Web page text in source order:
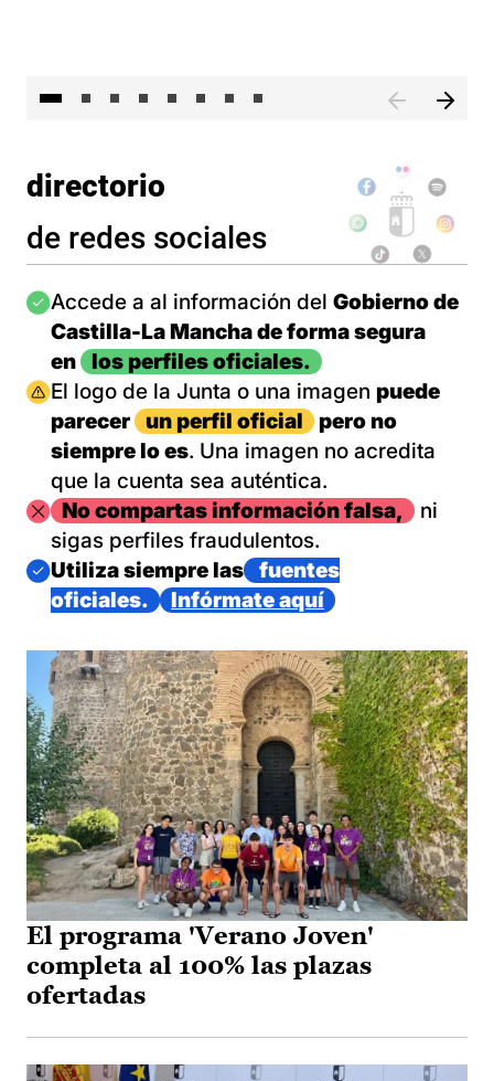
directorio
de redes sociales
Imagen
Accede a al información del Gobierno de
Castilla-La Mancha de forma segura
en
los perfiles oficiales.
Imagen
El logo de la Junta o una imagen puede
parecer
un perfil oficial
pero no
siempre lo es. Una imagen no acredita
que la cuenta sea auténtica.
ImagenNo compartas información falsa,
ni
sigas perfiles fraudulentos.
Imagen
Utiliza siempre las
fuentes
oficiales.
Infórmate aquí
El programa 'Verano Joven'
completa al 100% las plazas
ofertadas